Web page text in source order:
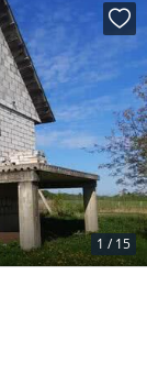
1 / 15